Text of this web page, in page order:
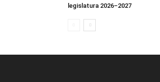
legislatura 2026–2027